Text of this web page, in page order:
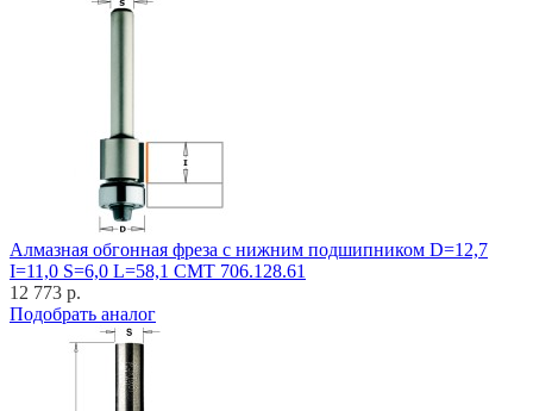
Алмазная обгонная фреза с нижним подшипником D=12,7
I=11,0 S=6,0 L=58,1 CMT 706.128.61
12 773 р.
Подобрать аналог